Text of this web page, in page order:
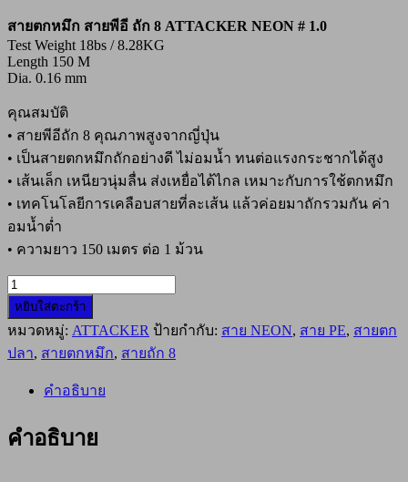
สายตกหมึก สายพีอี ถัก 8 ATTACKER NEON # 1.0
Test Weight 18bs / 8.28KG
Length 150 M
Dia. 0.16 mm
คุณสมบัติ
• สายพีอีถัก 8 คุณภาพสูงจากญี่ปุ่น
• เป็นสายตกหมึกถักอย่างดี ไม่อมน้ำ ทนต่อแรงกระชากได้สูง
• เส้นเล็ก เหนียวนุ่มลื่น ส่งเหยื่อได้ไกล เหมาะกับการใช้ตกหมึก
• เทคโนโลยีการเคลือบสายที่ละเส้น แล้วค่อยมาถักรวมกัน ค่า
อมน้ำต่ำ
• ความยาว 150 เมตร ต่อ 1 ม้วน
จำนวน
สาย
ตก
หมึก
8
หยิบใส่ตะกร้า
หมวดหมู่: ATTACKER ป้ายกำกับ: สาย NEON, สาย PE, สายตก
ปลา, สายตกหมึก, สายถัก 8
คำอธิบาย
คำอธิบาย